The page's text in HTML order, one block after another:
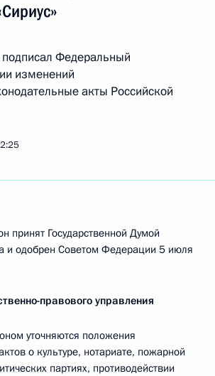
Федеральный
изменений
акты Российской
принят Государственной Думой
и одобрен Советом Федерации 5 июля
правового управления
уточняются положения
о культуре, нотариате, пожарной
партиях, противодействии